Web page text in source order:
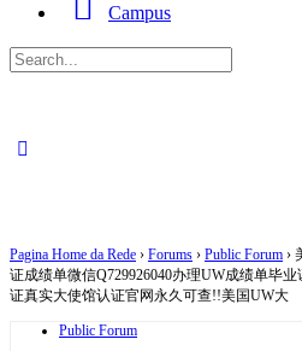
Campus
Procurar
por:
Pagina Home da Rede › Forums › Public Forum ›
证成绩单微信Q729926040办理UW成绩单毕
证真实大使馆认证官网永久可查!!美国UW大
Public Forum